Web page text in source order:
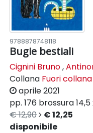
9788878748118
Bugie bestiali
Cignini Bruno,
Collana Fuori collana
aprile 2021
pp. 176 brossura
€ 12,90
€ 12,25
disponibile